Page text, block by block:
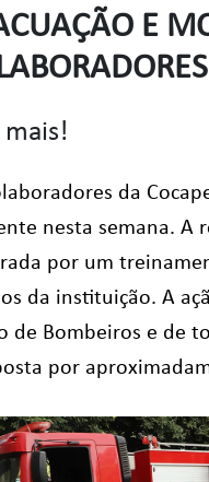
E
mais!
da
nesta semana. A
por um
da instituição. A
de Bombeiros e de
por